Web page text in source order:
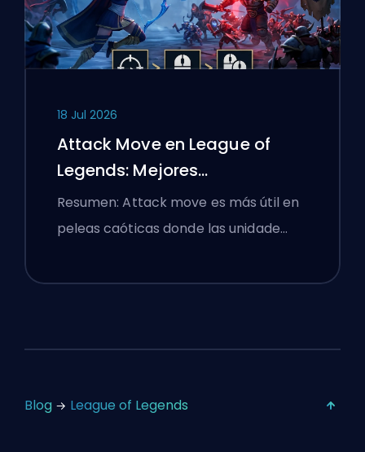
18 Jul 2026
Attack Move en League of
Legends: Mejores
Configuraciones
Resumen: Attack move es más útil en
peleas caóticas donde las unidade…
Blog League of Legends